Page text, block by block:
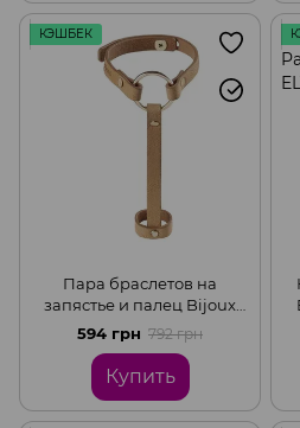
КЭШБЕК
Пара браслетов на
запястье и палец Bijoux
Indiscrets MA Hand Bracelet
Harness, экокожа, Brown,
One size
594 грн 792 грн
Купить